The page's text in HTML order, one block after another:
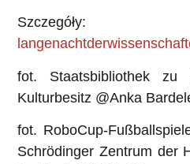
Szczegóły:
fot. Staatsbibliothek zu
Kulturbesitz @Anka
fot. RoboCup-
Schrödinger Zentrum der